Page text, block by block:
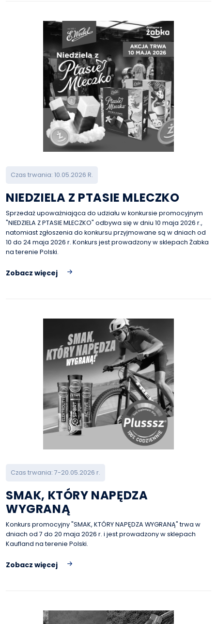
Czas trwania: 10.05.2026 R.
NIEDZIELA Z PTASIE MLECZKO
Sprzedaż upoważniająca do udziału w konkursie promocyjnym
"NIEDZIELA Z PTASIE MLECZKO" odbywa się w dniu 10 maja 2026 r.,
natomiast zgłoszenia do konkursu przyjmowane są w dniach od
10 do 24 maja 2026 r. Konkurs jest prowadzony w sklepach Żabka
na terenie Polski.
Zobacz więcej
Czas trwania: 7-20.05.2026 r.
SMAK, KTÓRY NAPĘDZA
WYGRANĄ
Konkurs promocyjny "SMAK, KTÓRY NAPĘDZA WYGRANĄ" trwa w
dniach od 7 do 20 maja 2026 r. i jest prowadzony w sklepach
Kaufland na terenie Polski.
Zobacz więcej